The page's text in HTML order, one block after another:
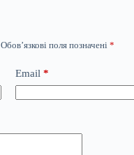
Обов’язкові поля позначені *
Email *